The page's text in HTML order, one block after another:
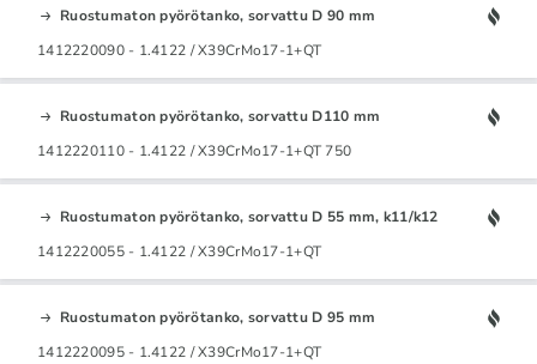
Ruostumaton pyörötanko, sorvattu D 90 mm
1412220090 - 1.4122 / X39CrMo17-1+QT
Ruostumaton pyörötanko, sorvattu D110 mm
1412220110 - 1.4122 / X39CrMo17-1+QT 750
Ruostumaton pyörötanko, sorvattu D 55 mm, k11/k12
1412220055 - 1.4122 / X39CrMo17-1+QT
Ruostumaton pyörötanko, sorvattu D 95 mm
1412220095 - 1.4122 / X39CrMo17-1+QT